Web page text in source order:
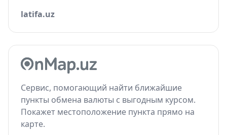
latifa.uz
Сервис, помогающий найти ближайшие
пункты обмена валюты с выгодным курсом.
Покажет местоположение пункта прямо на
карте.